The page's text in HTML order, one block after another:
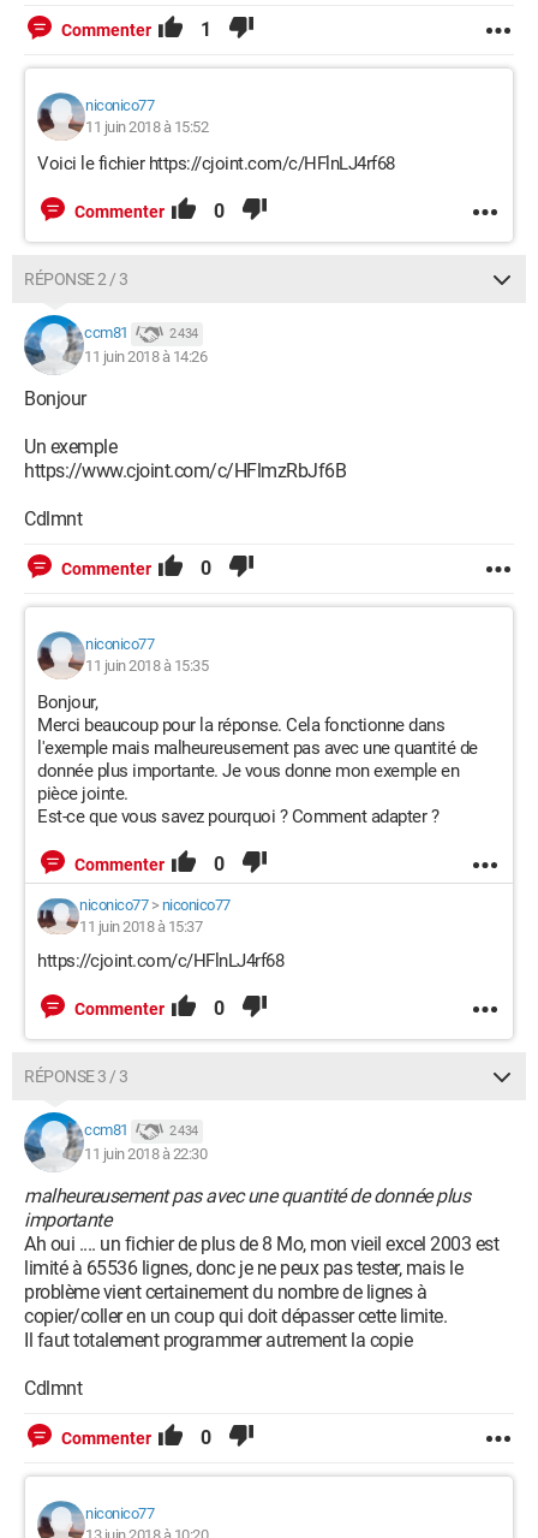
Commenter 1
niconico77
11 juin 2018 à 15:52
Voici le fichier https://cjoint.com/c/HFlnLJ4rf68
Commenter 0
RÉPONSE 2 / 3
ccm81 2 434
11 juin 2018 à 14:26
Bonjour
Un exemple
https://www.cjoint.com/c/HFlmzRbJf6B
Cdlmnt
Commenter 0
niconico77
11 juin 2018 à 15:35
Bonjour,
Merci beaucoup pour la réponse. Cela fonctionne dans
l'exemple mais malheureusement pas avec une quantité de
donnée plus importante. Je vous donne mon exemple en
pièce jointe.
Est-ce que vous savez pourquoi ? Comment adapter ?
Commenter 0
niconico77> niconico77
11 juin 2018 à 15:37
https://cjoint.com/c/HFlnLJ4rf68
Commenter 0
RÉPONSE 3 / 3
ccm81 2 434
11 juin 2018 à 22:30
malheureusement pas avec une quantité de donnée plus
importante
Ah oui .... un fichier de plus de 8 Mo, mon vieil excel 2003 est
limité à 65536 lignes, donc je ne peux pas tester, mais le
problème vient certainement du nombre de lignes à
copier/coller en un coup qui doit dépasser cette limite.
Il faut totalement programmer autrement la copie
Cdlmnt
Commenter 0
niconico77